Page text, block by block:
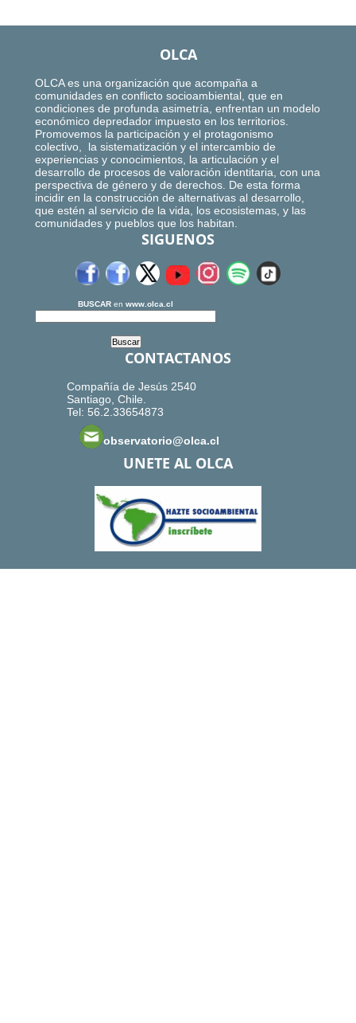
OLCA
OLCA es una organización que acompaña a
comunidades en conflicto socioambiental, que en
condiciones de profunda asimetría, enfrentan un modelo
económico depredador impuesto en los territorios.
Promovemos la participación y el protagonismo
colectivo, la sistematización y el intercambio de
experiencias y conocimientos, la articulación y el
desarrollo de procesos de valoración identitaria, con una
perspectiva de género y de derechos. De esta forma
incidir en la construcción de alternativas al desarrollo,
que estén al servicio de la vida, los ecosistemas, y las
comunidades y pueblos que los habitan.
SIGUENOS
BUSCAR en www.olca.cl
CONTACTANOS
Compañía de Jesús 2540
Santiago, Chile.
Tel: 56.2.33654873
observatorio@olca.cl
UNETE AL OLCA